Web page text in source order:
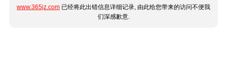
www.365jz.com 已经将此出错信息详细记录, 由此给您带来的访问不便我
们深感歉意.